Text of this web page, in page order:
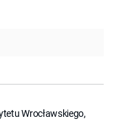
Wrocławskiego,